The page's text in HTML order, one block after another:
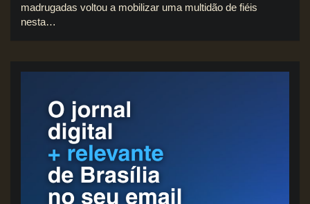
madrugadas voltou a mobilizar uma multidão de fiéis
nesta…